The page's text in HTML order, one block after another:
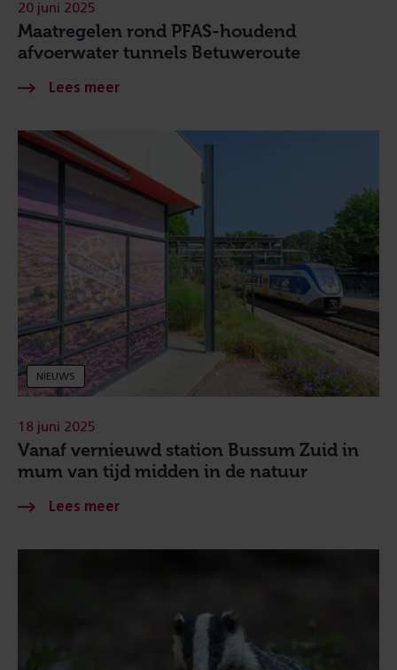
Maatregelen rond PFAS-houdend
afvoerwater tunnels Betuweroute
20 juni 2025
NIEUWS
Vanaf vernieuwd station Bussum Zuid in
mum van tijd midden in de natuur
18 juni 2025